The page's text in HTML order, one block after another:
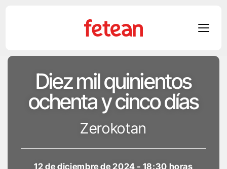
Skip
Diez mil quinientos
ochenta y cinco días
Zerokotan
12 de diciembre de 2024 - 18:30 horas